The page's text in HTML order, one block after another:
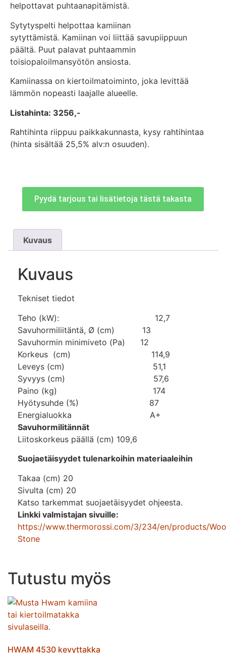
helpottavat puhtaanapitämistä.
Sytytyspelti helpottaa kamiinan
sytyttämistä. Kamiinan voi liittää savupiippuun
päältä. Puut palavat puhtaammin
toisiopaloilmansyötön ansiosta.
Kamiinassa on kiertoilmatoiminto, joka levittää
lämmön nopeasti laajalle alueelle.
Listahinta: 3256,-
Rahtihinta riippuu paikkakunnasta, kysy rahtihintaa
(hinta sisältää 25,5% alv:n osuuden).
Pyydä tarjous tai lisätietoja tästä takasta
Kuvaus
Kuvaus
Tekniset tiedot
Teho (kW): 12,7
Savuhormiliitäntä, Ø (cm) 13
Savuhormin minimiveto (Pa) 12
Korkeus (cm) 114,9
Leveys (cm) 51,1
Syvyys (cm) 57,6
Paino (kg) 174
Hyötysuhde (%) 87
Energialuokka A+
Savuhormilitännät
Liitoskorkeus päällä (cm) 109,6
Suojaetäisyydet tulenarkoihin materiaaleihin
Takaa (cm) 20
Sivulta (cm) 20
Katso tarkemmat suojaetäisyydet ohjeesta.
Linkki valmistajan sivuille:
https://www.thermorossi.com/3/234/en/products/
Stone
Tutustu myös
HWAM 4530 kevyttakka